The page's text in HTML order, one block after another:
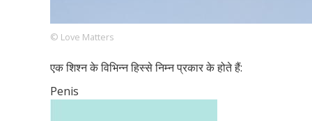
Footer
Company
हमारे सिद्धांत Just Poocho संपर्क करें
© Love Matters
एक शिश्न के विभिन्न हिस्से निम्न प्रकार के होते हैं:
Penis